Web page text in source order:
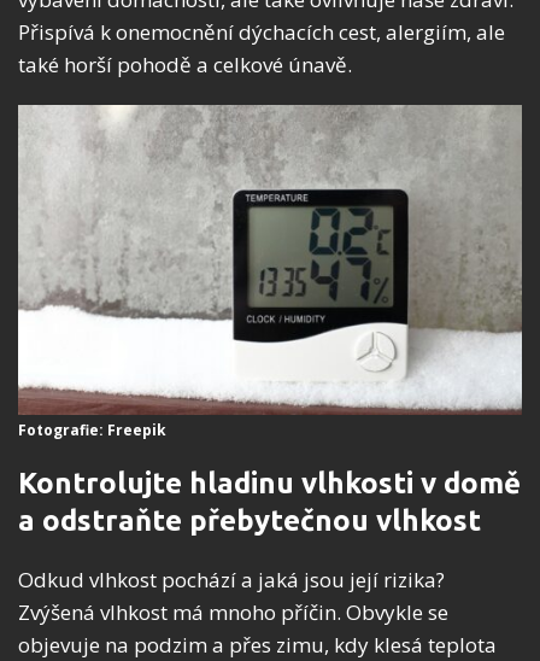
Přispívá k onemocnění dýchacích cest, alergiím, ale
také horší pohodě a celkové únavě.
Fotografie: Freepik
Kontrolujte hladinu vlhkosti v domě
a odstraňte přebytečnou vlhkost
Odkud vlhkost pochází a jaká jsou její rizika?
Zvýšená vlhkost má mnoho příčin. Obvykle se
objevuje na podzim a přes zimu, kdy klesá teplota